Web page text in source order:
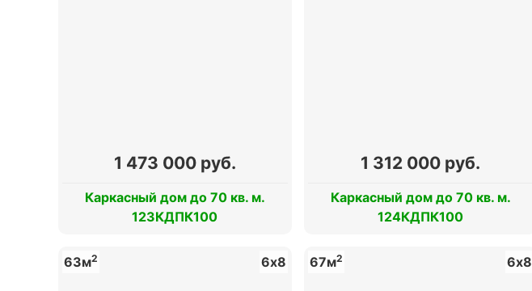
1 473 000 руб.
Каркасный дом до 70 кв. м.
123КДПК100
1 312 000 руб.
Каркасный дом до 70 кв. м.
124КДПК100
63м2 6х8 67м2 6х8